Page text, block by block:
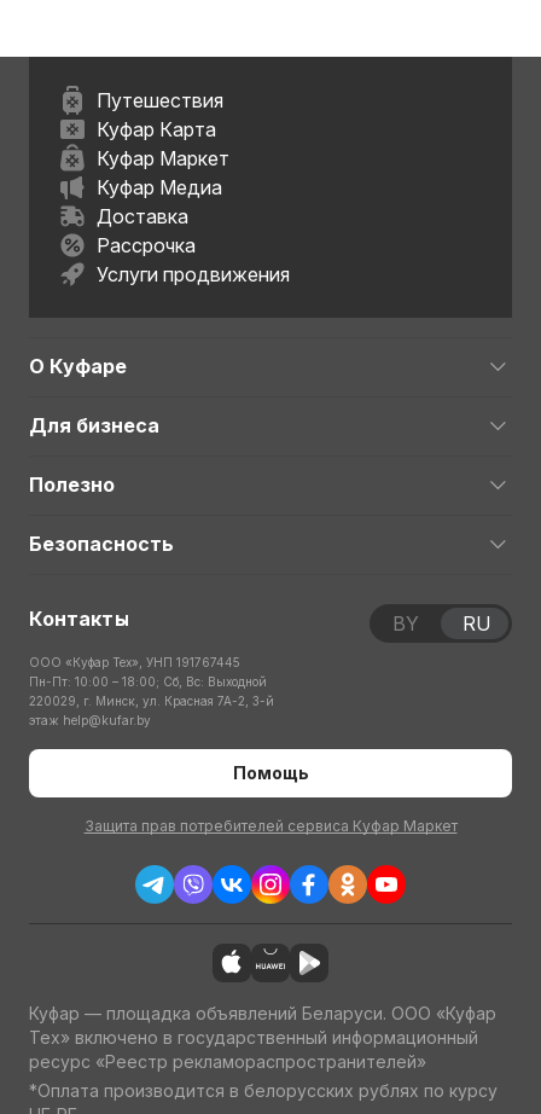
Путешествия
Куфар Карта
Куфар Маркет
Куфар Медиа
Доставка
Рассрочка
Услуги продвижения
О Куфаре
Для бизнеса
Полезно
Безопасность
Контакты
ООО «Куфар Тех», УНП 191767445
Пн-Пт: 10:00 – 18:00; Сб, Вс: Выходной
220029, г. Минск, ул. Красная 7А-2, 3-й
этаж help@kufar.by
Помощь
Защита прав потребителей сервиса Куфар Маркет
BY RU
Куфар — площадка объявлений Беларуси. ООО «Куфар
Тех» включено в государственный информационный
ресурс «Реестр рекламораспространителей»
*Оплата производится в белорусских рублях по курсу